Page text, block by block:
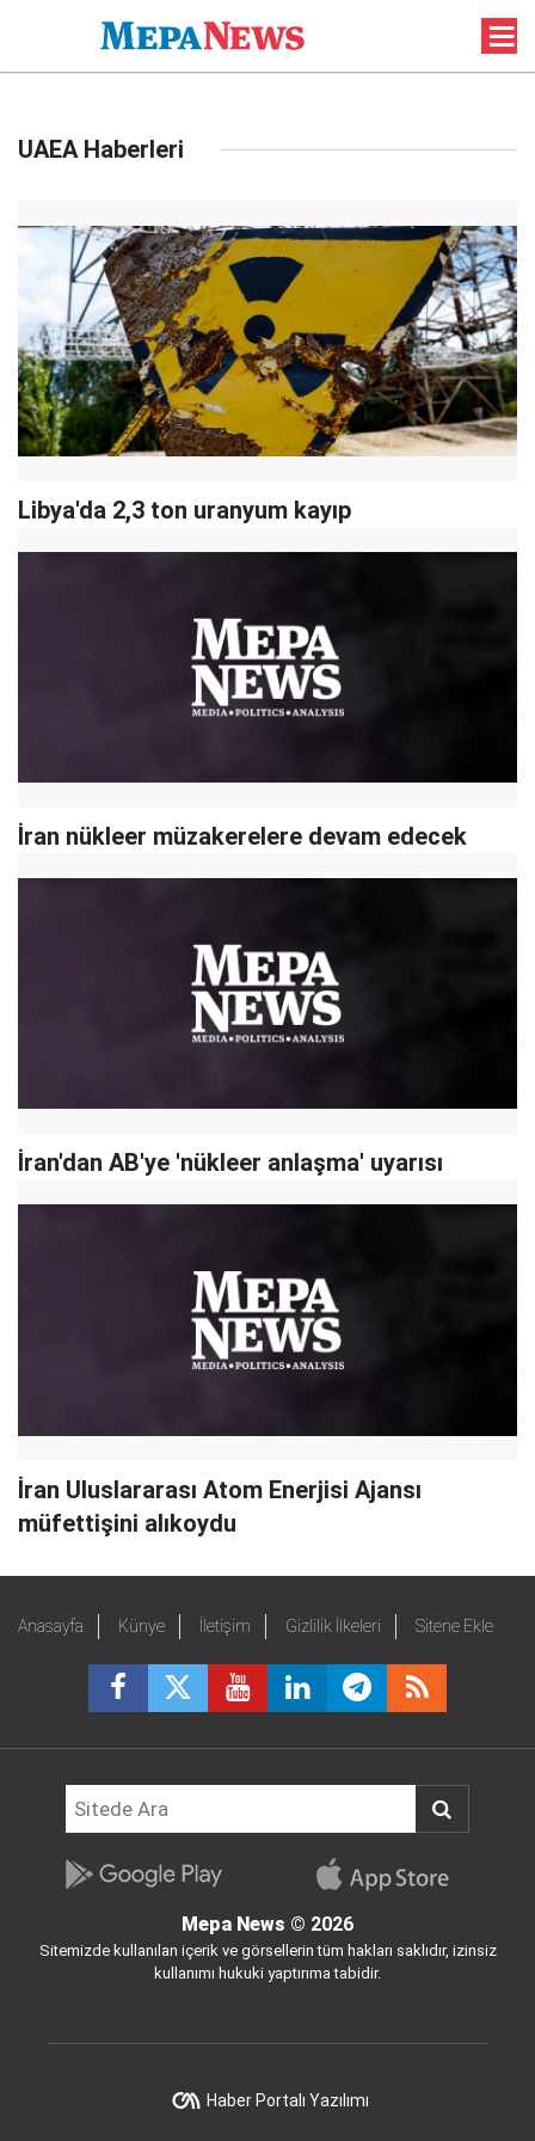
UAEA Haberleri
Libya'da 2,3 ton uranyum kayıp
İran nükleer müzakerelere devam edecek
İran'dan AB'ye 'nükleer anlaşma' uyarısı
İran Uluslararası Atom Enerjisi Ajansı
müfettişini alıkoydu
Anasayfa Künye İletişim Gizlilik İlkeleri Sitene Ekle
Mepa News © 2026
Sitemizde kullanılan içerik ve görsellerin tüm hakları saklıdır, izinsiz
kullanımı hukuki yaptırıma tabidir.
Haber Portalı Yazılımı